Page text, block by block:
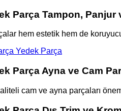
Parça Tampon, Panjur
hem estetik hem de
Parça Ayna ve Cam
cam ve ayna parçaları